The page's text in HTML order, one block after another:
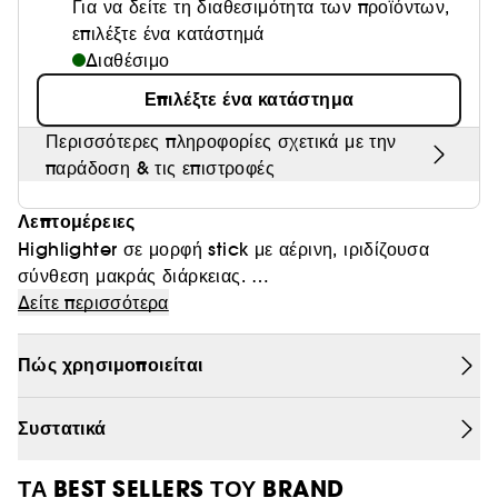
Θαμπάδα
Για να δείτε τη διαθεσιμότητα των προϊόντων,
επιλέξτε ένα κατάστημά
Διαθέσιμο
Επιλέξτε ένα κατάστημα
Περισσότερες πληροφορίες σχετικά με την
παράδοση & τις επιστροφές
Λεπτομέρειες
Highlighter σε μορφή stick με αέρινη, ιριδίζουσα
σύνθεση μακράς διάρκειας.
Το Match Stix Shimmer είναι η απάντηση σε κάθε σας
ανάγκη: χαρίστε φως, χρώμα στα ζυγωματικά ή ένα
bronzing άγγιγμα στην επιδερμίδα σας, όπως ακριβώς
Έχει εξαιρετικά αέρινη σύνθεση και κρεμώδη υφή που
την επιδερμίδα, απλώνεται εύκολα και γίνεται ένα με
Δείτε περισσότερα
Πώς χρησιμοποιείται
Συστατικά
ΤΑ BEST SELLERS ΤΟΥ BRAND